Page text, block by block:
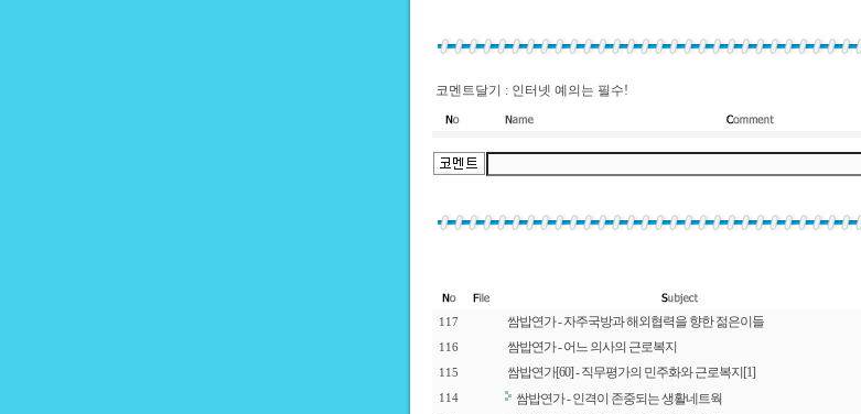
코멘트달기 : 인터넷 예의는 필수!
117 쌈밥연가 - 자주국방과 해외협력을 향한 젊은이들
116 쌈밥연가 - 어느 의사의 근로복지
115 쌈밥연가[60] - 직무평가의 민주화와 근로복지 [1]
114 쌈밥연가 - 인격이 존중되는 생활네트웍